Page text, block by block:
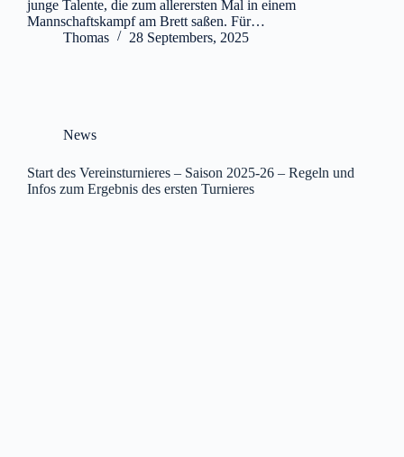
junge Talente, die zum allerersten Mal in einem
Mannschaftskampf am Brett saßen. Für…
Thomas
28 Septembers, 2025
News
Start des Vereinsturnieres – Saison 2025-26 – Regeln und
Infos zum Ergebnis des ersten Turnieres